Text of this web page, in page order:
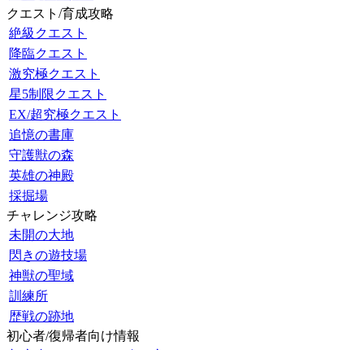
クエスト/育成攻略
絶級クエスト
降臨クエスト
激究極クエスト
星5制限クエスト
EX/超究極クエスト
追憶の書庫
守護獣の森
英雄の神殿
採掘場
チャレンジ攻略
未開の大地
閃きの遊技場
神獣の聖域
訓練所
歴戦の跡地
初心者/復帰者向け情報